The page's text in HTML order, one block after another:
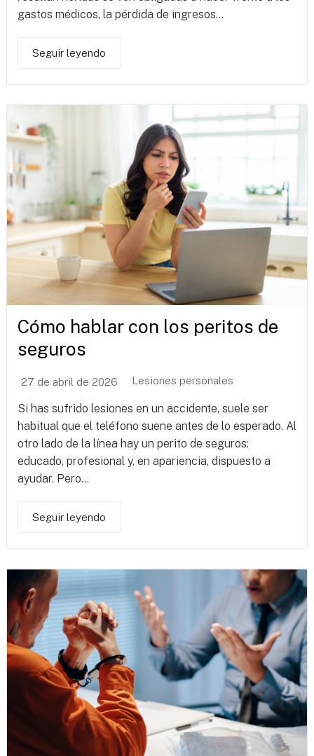
gastos médicos, la pérdida de ingresos...
Seguir leyendo
Cómo hablar con los peritos de
seguros
27 de abril de 2026 Lesiones personales
Si has sufrido lesiones en un accidente, suele ser
habitual que el teléfono suene antes de lo esperado. Al
otro lado de la línea hay un perito de seguros:
educado, profesional y, en apariencia, dispuesto a
ayudar. Pero...
Seguir leyendo